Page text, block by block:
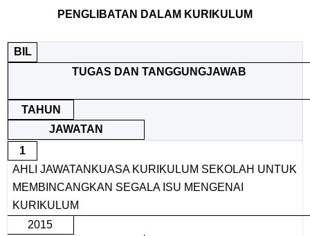
PENGLIBATAN DALAM KURIKULUM
BIL
TUGAS DAN TANGGUNGJAWAB
TAHUN
JAWATAN
1
AHLI JAWATANKUASA KURIKULUM SEKOLAH UNTUK
MEMBINCANGKAN SEGALA ISU MENGENAI
KURIKULUM
2015